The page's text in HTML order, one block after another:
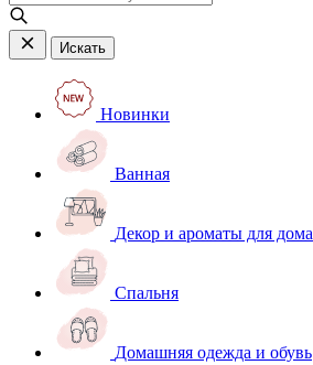
Искать
Новинки
Ванная
Декор и ароматы для дома
Спальня
Домашняя одежда и обувь